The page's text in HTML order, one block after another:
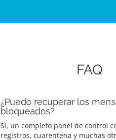
FAQ
¿Puedo recuperar los
bloqueados?
Sí, un completo panel de control
registros, cuarentena y muchas